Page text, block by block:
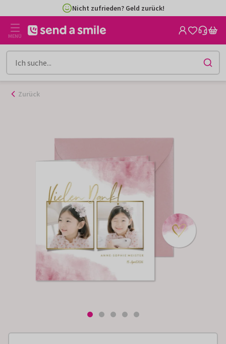
Inhalt
gehen
Nicht zufrieden? Geld zurück!
MENÜ
Zurück